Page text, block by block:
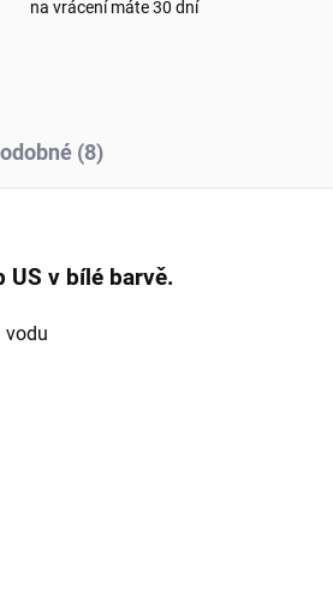
na vrácení máte 30 dní
(8)
US v bílé barvě.
vodu